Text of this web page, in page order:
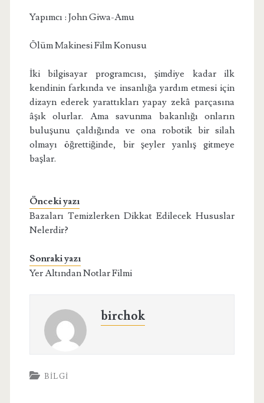
Yapımcı : John Giwa-Amu
Ölüm Makinesi Film Konusu
İki bilgisayar programcısı, şimdiye kadar ilk
kendinin farkında ve insanlığa yardım etmesi için
dizayn ederek yarattıkları yapay zekâ parçasına
âşık olurlar. Ama savunma bakanlığı onların
buluşunu çaldığında ve ona robotik bir silah
olmayı öğrettiğinde, bir şeyler yanlış gitmeye
başlar.
Önceki yazı
Bazaları Temizlerken Dikkat Edilecek Hususlar
Nelerdir?
Sonraki yazı
Yer Altından Notlar Filmi
birchok
BILGI